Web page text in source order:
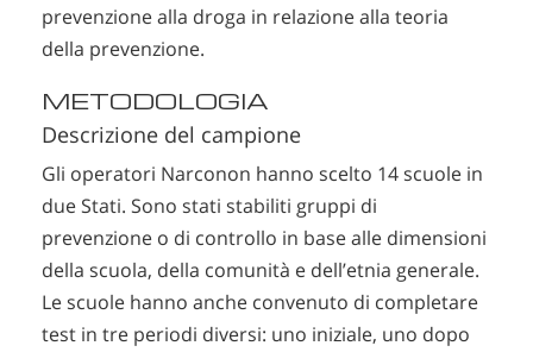
prevenzione alla droga in relazione alla teoria
della prevenzione.
METODOLOGIA
Descrizione del campione
Gli operatori Narconon hanno scelto 14 scuole in
due Stati. Sono stati stabiliti gruppi di
prevenzione o di controllo in base alle dimensioni
della scuola, della comunità e dell’etnia generale.
Le scuole hanno anche convenuto di completare
test in tre periodi diversi: uno iniziale, uno dopo